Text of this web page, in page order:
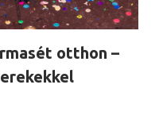
otthon –